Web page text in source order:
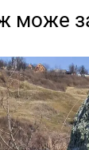
може